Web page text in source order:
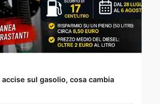
sul gasolio, cosa cambia